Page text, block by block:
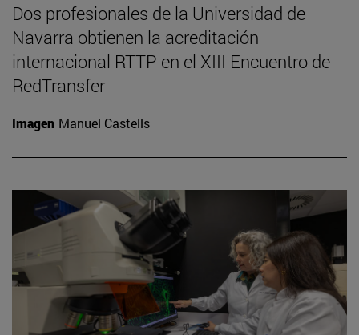
Dos profesionales de la Universidad de
Navarra obtienen la acreditación
internacional RTTP en el XIII Encuentro de
RedTransfer
Imagen Manuel Castells